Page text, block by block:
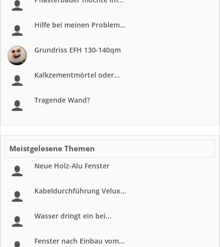
Hilfe bei meinen Problem...
Grundriss EFH 130-140qm
Kalkzementmörtel oder...
Tragende Wand?
Meistgelesene Themen
Neue Holz-Alu Fenster
Kabeldurchführung Velux...
Wasser dringt ein bei...
Fenster nach Einbau vom...